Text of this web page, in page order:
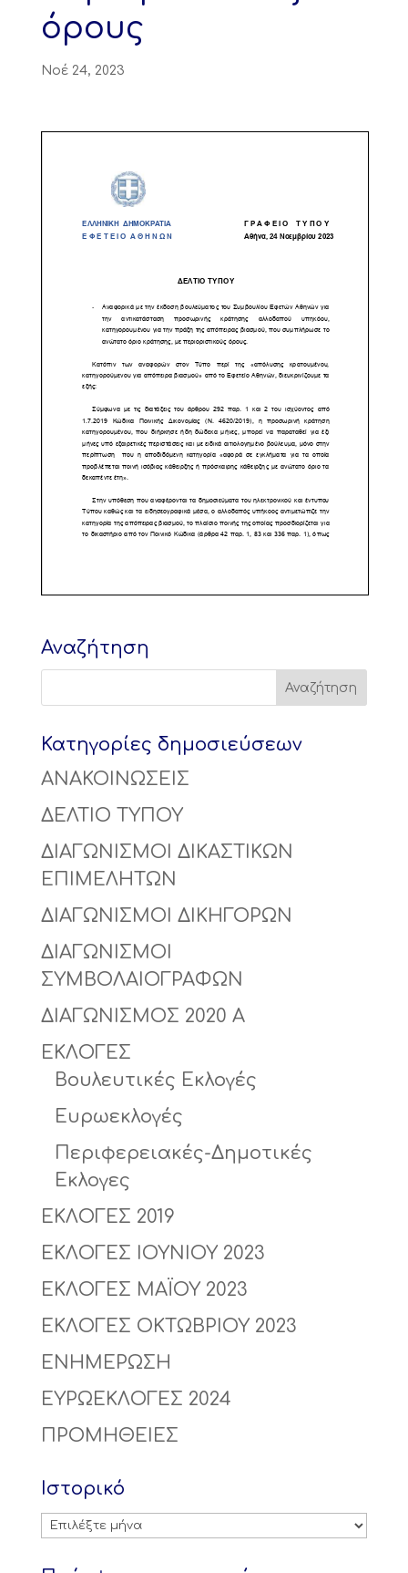
όρους
Νοέ 24, 2023
Αναζήτηση
Κατηγορίες δημοσιεύσεων
ΑΝΑΚΟΙΝΩΣΕΙΣ
ΔΕΛΤΙΟ ΤΥΠΟΥ
ΔΙΑΓΩΝΙΣΜΟΙ ΔΙΚΑΣΤΙΚΩΝ
ΕΠΙΜΕΛΗΤΩΝ
ΔΙΑΓΩΝΙΣΜΟΙ ΔΙΚΗΓΟΡΩΝ
ΔΙΑΓΩΝΙΣΜΟΙ
ΣΥΜΒΟΛΑΙΟΓΡΑΦΩΝ
ΔΙΑΓΩΝΙΣΜΟΣ 2020 Α
ΕΚΛΟΓΕΣ
Βουλευτικές Εκλογές
Ευρωεκλογές
Περιφερειακές-Δημοτικές
Εκλογες
ΕΚΛΟΓΕΣ 2019
ΕΚΛΟΓΕΣ ΙΟΥΝΙΟΥ 2023
ΕΚΛΟΓΕΣ ΜΑΪΟΥ 2023
ΕΚΛΟΓΕΣ ΟΚΤΩΒΡΙΟΥ 2023
ΕΝΗΜΕΡΩΣΗ
ΕΥΡΩΕΚΛΟΓΕΣ 2024
ΠΡΟΜΗΘΕΙΕΣ
Ιστορικό
Ιστορικό